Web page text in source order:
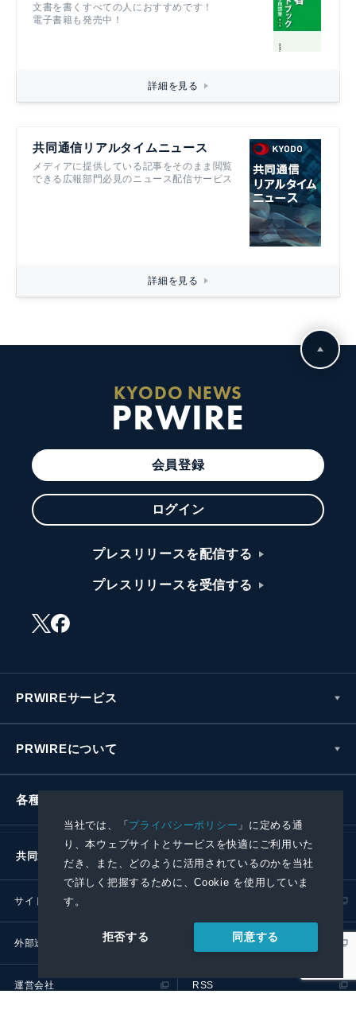
当社では、「プライバシーポリシー 」に定める通
り、本ウェブサイトとサービスを快適にご利用いた
だき、また、どのように活用されているのかを当社
で詳しく把握するために、Cookie を使用していま
す。
拒否する 同意する
文書を書くすべての人におすすめです！
電子書籍も発売中！
詳細を見る
共同通信リアルタイムニュース
メディアに提供している記事をそのまま閲覧
できる広報部門必見のニュース配信サービス
詳細を見る
KYODO NEWS
PRWIRE
会員登録
ログイン
プレスリリースを配信する
プレスリリースを受信する
PRWIREサービス
PRWIREについて
各種お問い合わせ
共同通信社グループ
サイトポリシー
外部送信ポリシー プレスリリース取扱基準
運営会社 RSS